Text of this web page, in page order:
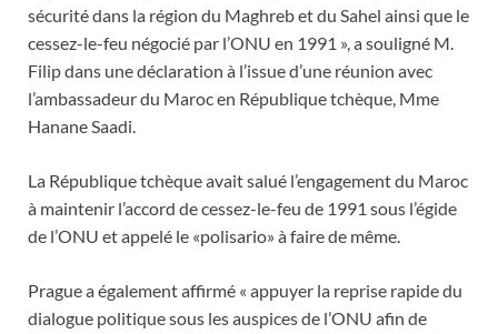
sécurité dans la région du Maghreb et du Sahel ainsi que le
cessez-le-feu négocié par l’ONU en 1991 », a souligné M.
Filip dans une déclaration à l’issue d’une réunion avec
l’ambassadeur du Maroc en République tchèque, Mme
Hanane Saadi.
La République tchèque avait salué l’engagement du Maroc
à maintenir l’accord de cessez-le-feu de 1991 sous l’égide
de l’ONU et appelé le «polisario» à faire de même.
Prague a également affirmé « appuyer la reprise rapide du
dialogue politique sous les auspices de l’ONU afin de